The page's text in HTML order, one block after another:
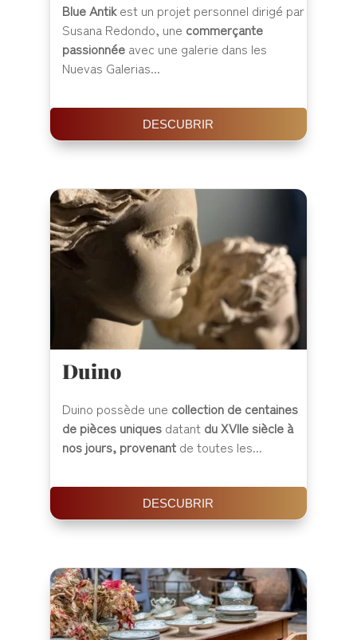
Blue Antikest un projet personnel dirigé par
Susana Redondo, une commerçante
passionnée avec une galerie dans les
Nuevas Galerias...
DESCUBRIR
Duino
Duino possède une collection de centaines
de pièces uniques datant du XVIIe siècle à
nos jours, provenant de toutes les...
DESCUBRIR